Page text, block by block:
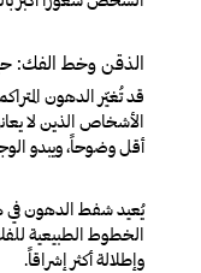
الذقن وخط الفك:
قد تُغيّر الدهون
الأشخاص الذين لا
أقل وضوحاً، ويبدو
يُعيد شفط الدهون في
الخطوط الطبيعية
وإطلالة أكثر إشراقاً.